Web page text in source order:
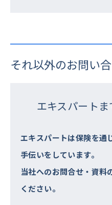
それ以外のお問い
エキスパート
エキスパートは保険を通
手伝いをしています。
当社へのお問合せ・資料
ください。